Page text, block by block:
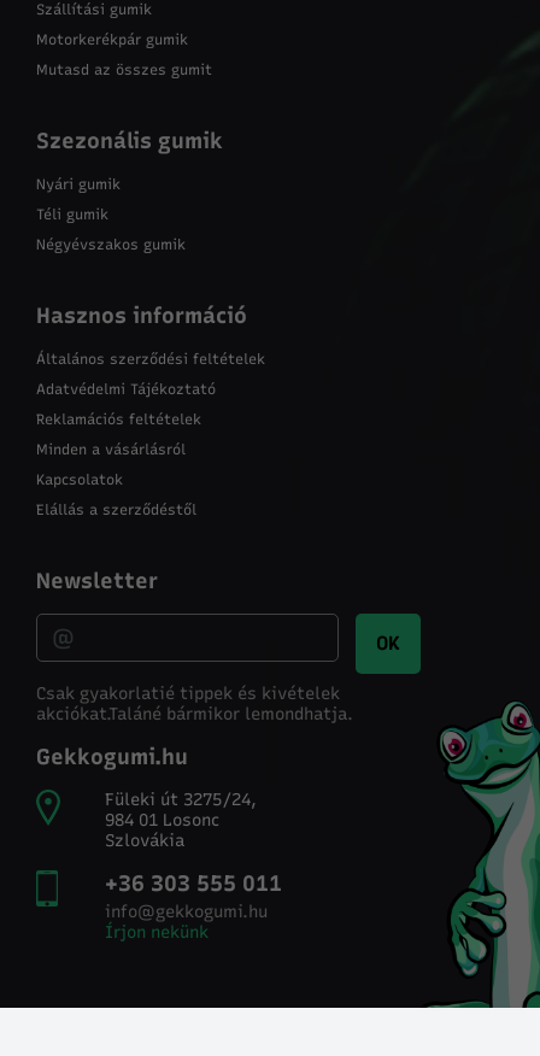
Szállítási gumik
Motorkerékpár gumik
Mutasd az összes gumit
Szezonális gumik
Nyári gumik
Téli gumik
Négyévszakos gumik
Hasznos információ
Általános szerződési feltételek
Adatvédelmi Tájékoztató
Reklamációs feltételek
Minden a vásárlásról
Kapcsolatok
Elállás a szerződéstől
Newsletter
OK
Csak gyakorlatié tippek és kivételek
akciókat.Taláné bármikor lemondhatja.
Gekkogumi.hu
Füleki út 3275/24,
984 01 Losonc
Szlovákia
+36 303 555 011
info@gekkogumi.hu
Írjon nekünk